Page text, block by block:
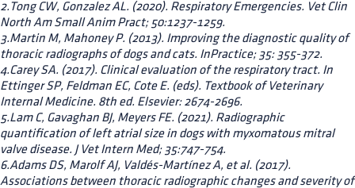
2.Tong CW, Gonzalez AL. (2020). Respiratory Emergencies. Vet Clin
North Am Small Anim Pract; 50:1237-1259.
3.Martin M, Mahoney P. (2013). Improving the diagnostic quality of
thoracic radiographs of dogs and cats. InPractice; 35: 355-372.
4.Carey SA. (2017). Clinical evaluation of the respiratory tract. In
Ettinger SP, Feldman EC, Cote E. (eds). Textbook of Veterinary
Internal Medicine. 8th ed. Elsevier: 2674-2696.
5.Lam C, Gavaghan BJ, Meyers FE. (2021). Radiographic
quantification of left atrial size in dogs with myxomatous mitral
valve disease. J Vet Intern Med; 35:747-754.
6.Adams DS, Marolf AJ, Valdés-Martínez A, et al. (2017).
Associations between thoracic radiographic changes and severity of